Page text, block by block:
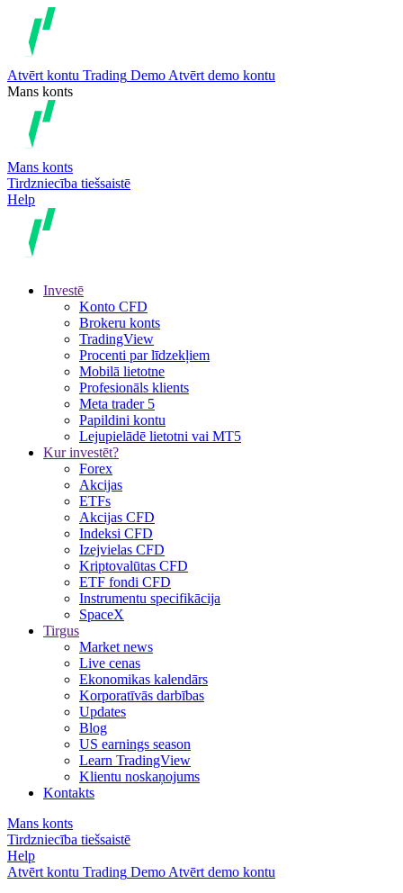
Atvērt kontu Trading Demo Atvērt demo kontu
Mans konts
Mans konts
Tirdzniecība tiešsaistē
Help
Investē
Konto CFD
Brokeru konts
TradingView
Procenti par līdzekļiem
Mobilā lietotne
Profesionāls klients
Meta trader 5
Papildini kontu
Lejupielādē lietotni vai MT5
Kur investēt?
Forex
Akcijas
ETFs
Akcijas CFD
Indeksi CFD
Izejvielas CFD
Kriptovalūtas CFD
ETF fondi CFD
Instrumentu specifikācija
SpaceX
Tirgus
Market news
Live cenas
Ekonomikas kalendārs
Korporatīvās darbības
Updates
Blog
US earnings season
Learn TradingView
Klientu noskaņojums
Kontakts
Mans konts
Tirdzniecība tiešsaistē
Help
Atvērt kontu Trading Demo Atvērt demo kontu